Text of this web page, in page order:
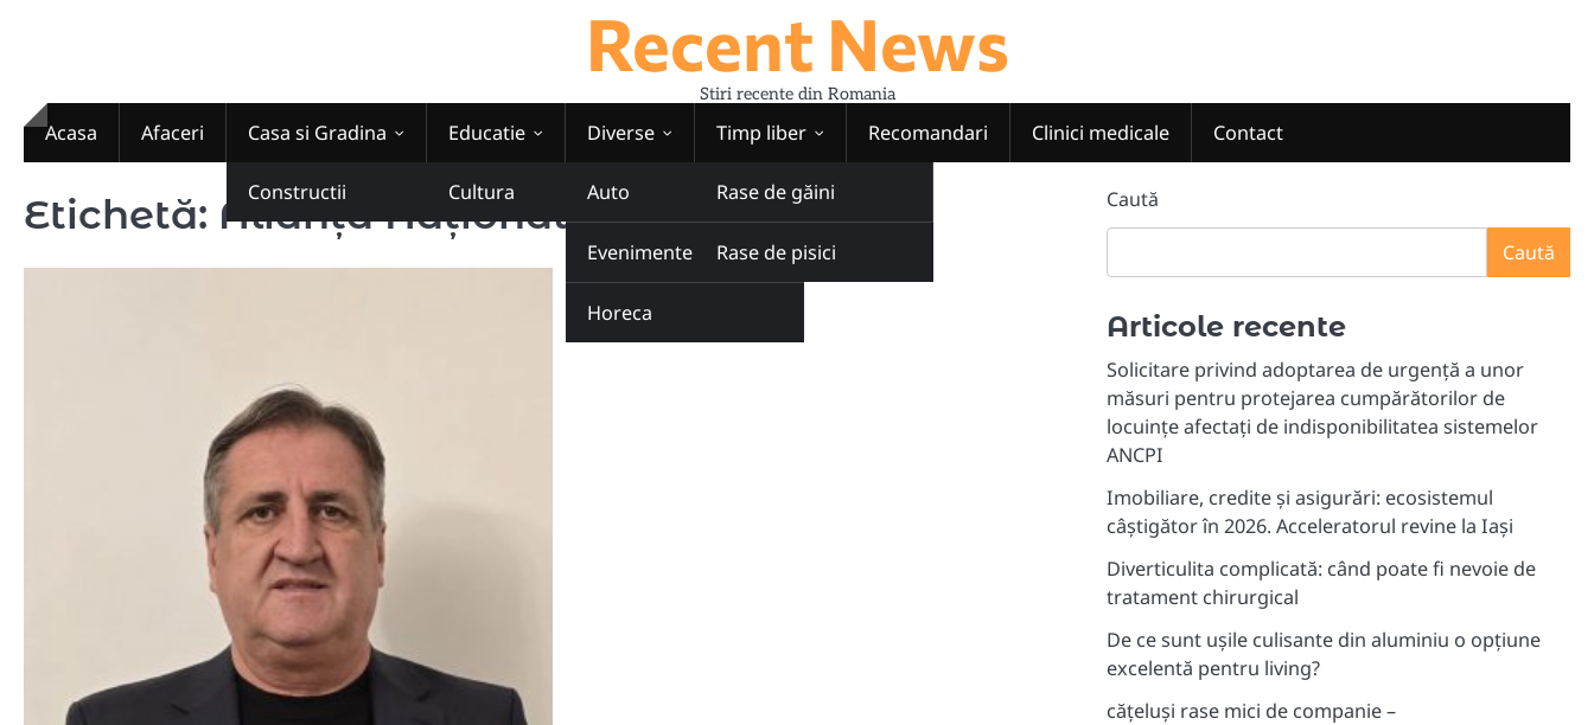
Recent News
Stiri recente din Romania
Acasa Afaceri Casa si Gradina
Constructii
Educatie
Cultura
Diverse
Auto
Evenimente
Horeca
Timp liber
Rase de găini
Rase de pisici
Recomandari Clinici medicale Contact
Etichetă: Alianța Național Creștină Caută
Caută
Articole recente
Solicitare privind adoptarea de urgență a unor
măsuri pentru protejarea cumpărătorilor de
locuințe afectați de indisponibilitatea sistemelor
ANCPI
Imobiliare, credite și asigurări: ecosistemul
câștigător în 2026. Acceleratorul revine la Iași
Diverticulita complicată: când poate fi nevoie de
tratament chirurgical
De ce sunt ușile culisante din aluminiu o opțiune
excelentă pentru living?
cățeluși rase mici de companie –